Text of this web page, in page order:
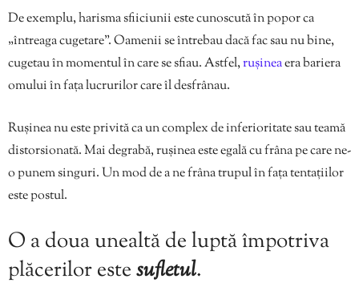
De exemplu, harisma sfiiciunii este cunoscută în popor ca
„întreaga cugetare”. Oamenii se întrebau dacă fac sau nu bine,
cugetau în momentul în care se sfiau. Astfel,rușineaera bariera
omului în fața lucrurilor care îl desfrânau.
Rușinea nu este privită ca un complex de inferioritate sau teamă
distorsionată. Mai degrabă, rușinea este egală cu frâna pe care ne-
o punem singuri. Un mod de a ne frâna trupul în fața tentațiilor
este postul.
O a doua unealtă de luptă împotriva
plăcerilor estesufletul.